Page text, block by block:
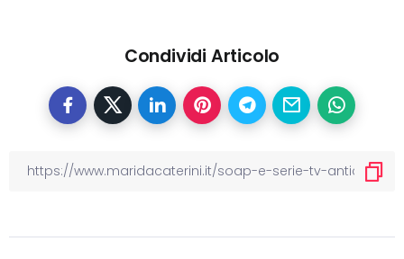
Condividi Articolo